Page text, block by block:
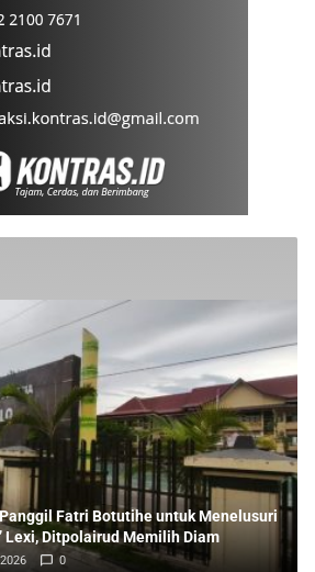
Fatri Botutihe untuk Menelusuri
Lexi, Ditpolairud Memilih Diam
0